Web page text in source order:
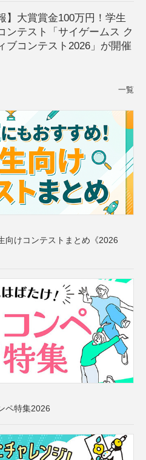
】大賞賞金100万円！学生
ンテスト「サイゲームス ク
ブコンテスト2026」が開催
一覧
向けコンテストまとめ《2026
ペ特集2026